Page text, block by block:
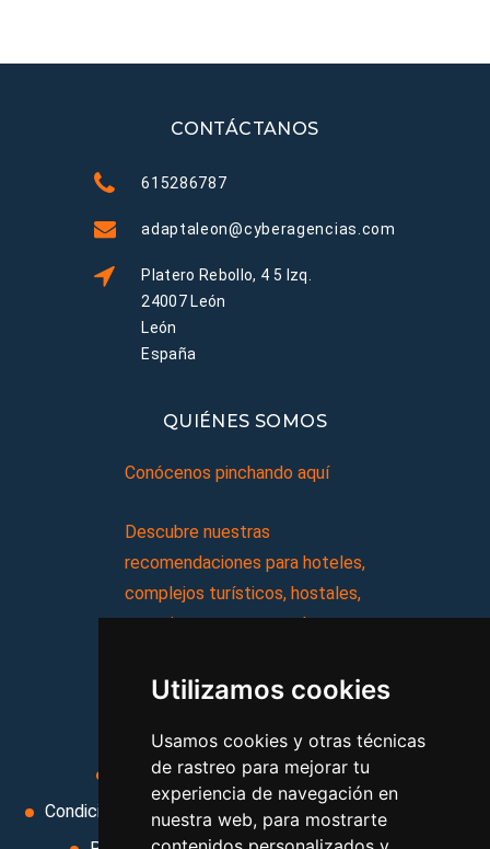
Utilizamos cookies
Usamos cookies y otras técnicas
de rastreo para mejorar tu
experiencia de navegación en
nuestra web, para mostrarte
CONTÁCTANOS
615286787
adaptaleon@cyberagencias.com
Platero Rebollo, 4 5 Izq.
24007 León
León
España
QUIÉNES SOMOS
Conócenos pinchando aquí
Descubre nuestras
recomendaciones para hoteles,
complejos turísticos, hostales,
vacaciones, paquetes de
Aviso legal
Condiciones de uso
Condiciones Generales
Ley de Viajes Combinados